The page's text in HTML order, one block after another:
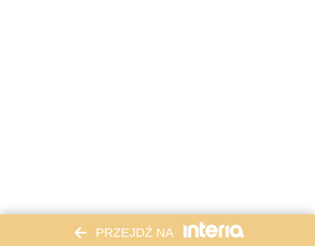
PRZEJDŹ NA